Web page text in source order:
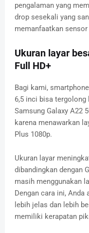
pengalaman yang
drop sesekali yang
memanfaatkan
Ukuran layar
Full HD+
Bagi kami,
6,5 inci bisa tergolong
Samsung Galaxy A22
karena menawarkan
Plus 1080p.
Ukuran layar
dibandingkan dengan
masih menggunakan
Dengan cara ini, Anda
lebih jelas dan lebih
memiliki kerapatan